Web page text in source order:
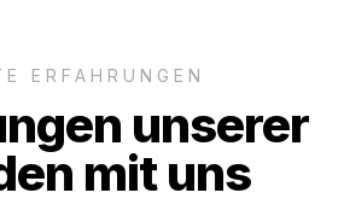
ERFAHRUNGEN
unserer
mit uns